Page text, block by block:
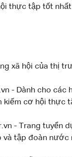
thực tập tốt
xã hội của thị
- Dành cho các
kiếm cơ hội thực
- Trang tuyển
và tập đoàn nước